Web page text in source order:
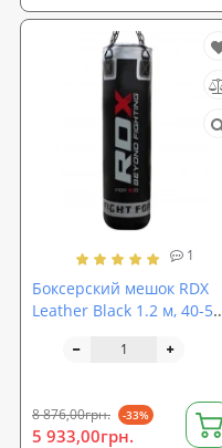
1
Боксерский мешок RDX
Leather Black 1.2 м, 40-50
8 876,00грн. -33%
5 933,00грн.